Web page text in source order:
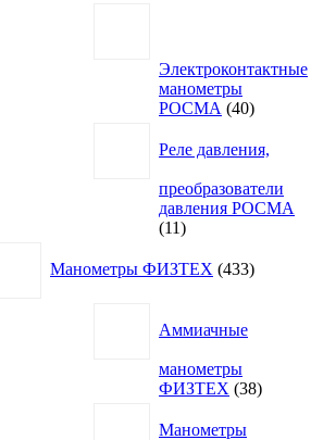
Электроконтактные
манометры
РОСМА
4040
Реле давления,
преобразователи
давления РОСМА
1111
Манометры ФИЗТЕХ 433товара
Аммиачные
манометры
ФИЗТЕХ 3838
Манометры